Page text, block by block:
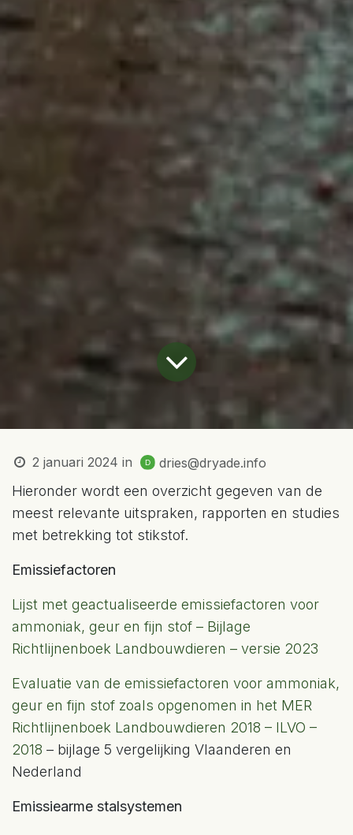
2 januari 2024 in dries@dryade.info
Hieronder wordt een overzicht gegeven van de
meest relevante uitspraken, rapporten en studies
met betrekking tot stikstof.
Emissiefactoren
Lijst met geactualiseerde emissiefactoren voor
ammoniak, geur en fijn stof – Bijlage
Richtlijnenboek Landbouwdieren – versie 2023
Evaluatie van de emissiefactoren voor ammoniak,
geur en fijn stof zoals opgenomen in het MER
Richtlijnenboek Landbouwdieren 2018 – ILVO –
2018 – bijlage 5 vergelijking Vlaanderen en
Nederland
Emissiearme stalsystemen